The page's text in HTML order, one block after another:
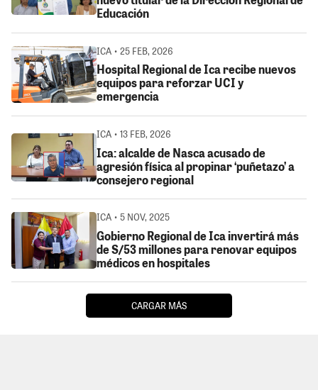
Educación
ICA • 25 FEB, 2026
Hospital Regional de Ica recibe nuevos
equipos para reforzar UCI y
emergencia
ICA • 13 FEB, 2026
Ica: alcalde de Nasca acusado de
agresión física al propinar ‘puñetazo’ a
consejero regional
ICA • 5 NOV, 2025
Gobierno Regional de Ica invertirá más
de S/53 millones para renovar equipos
médicos en hospitales
CARGAR MÁS